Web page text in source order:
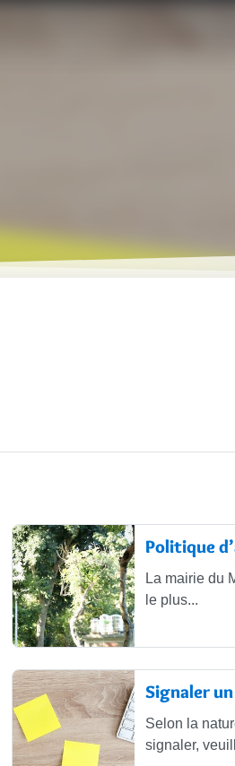
Politique
La mairie du
le plus...
Signaler
Selon la
signaler,